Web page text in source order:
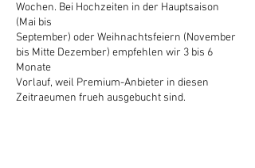
Wochen. Bei Hochzeiten in der Hauptsaison
(Mai bis
September) oder Weihnachtsfeiern (November
bis Mitte Dezember) empfehlen wir 3 bis 6
Monate
Vorlauf, weil Premium-Anbieter in diesen
Zeitraeumen frueh ausgebucht sind.